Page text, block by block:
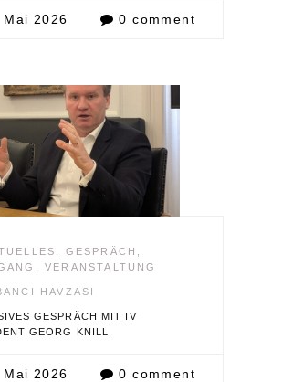
Mai 2026 0 comment
GESPRÄCH
,VERANSTALTUNG
HAVZASI
GESPRÄCH MIT IV
GEORG KNILL
Mai 2026 0 comment